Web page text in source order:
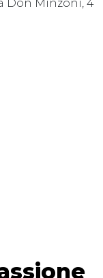
Don Minzoni, 4